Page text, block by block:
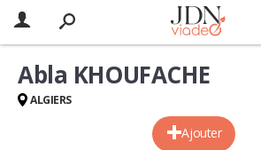
Ajouter
Abla KHOUFACHE
ALGIERS